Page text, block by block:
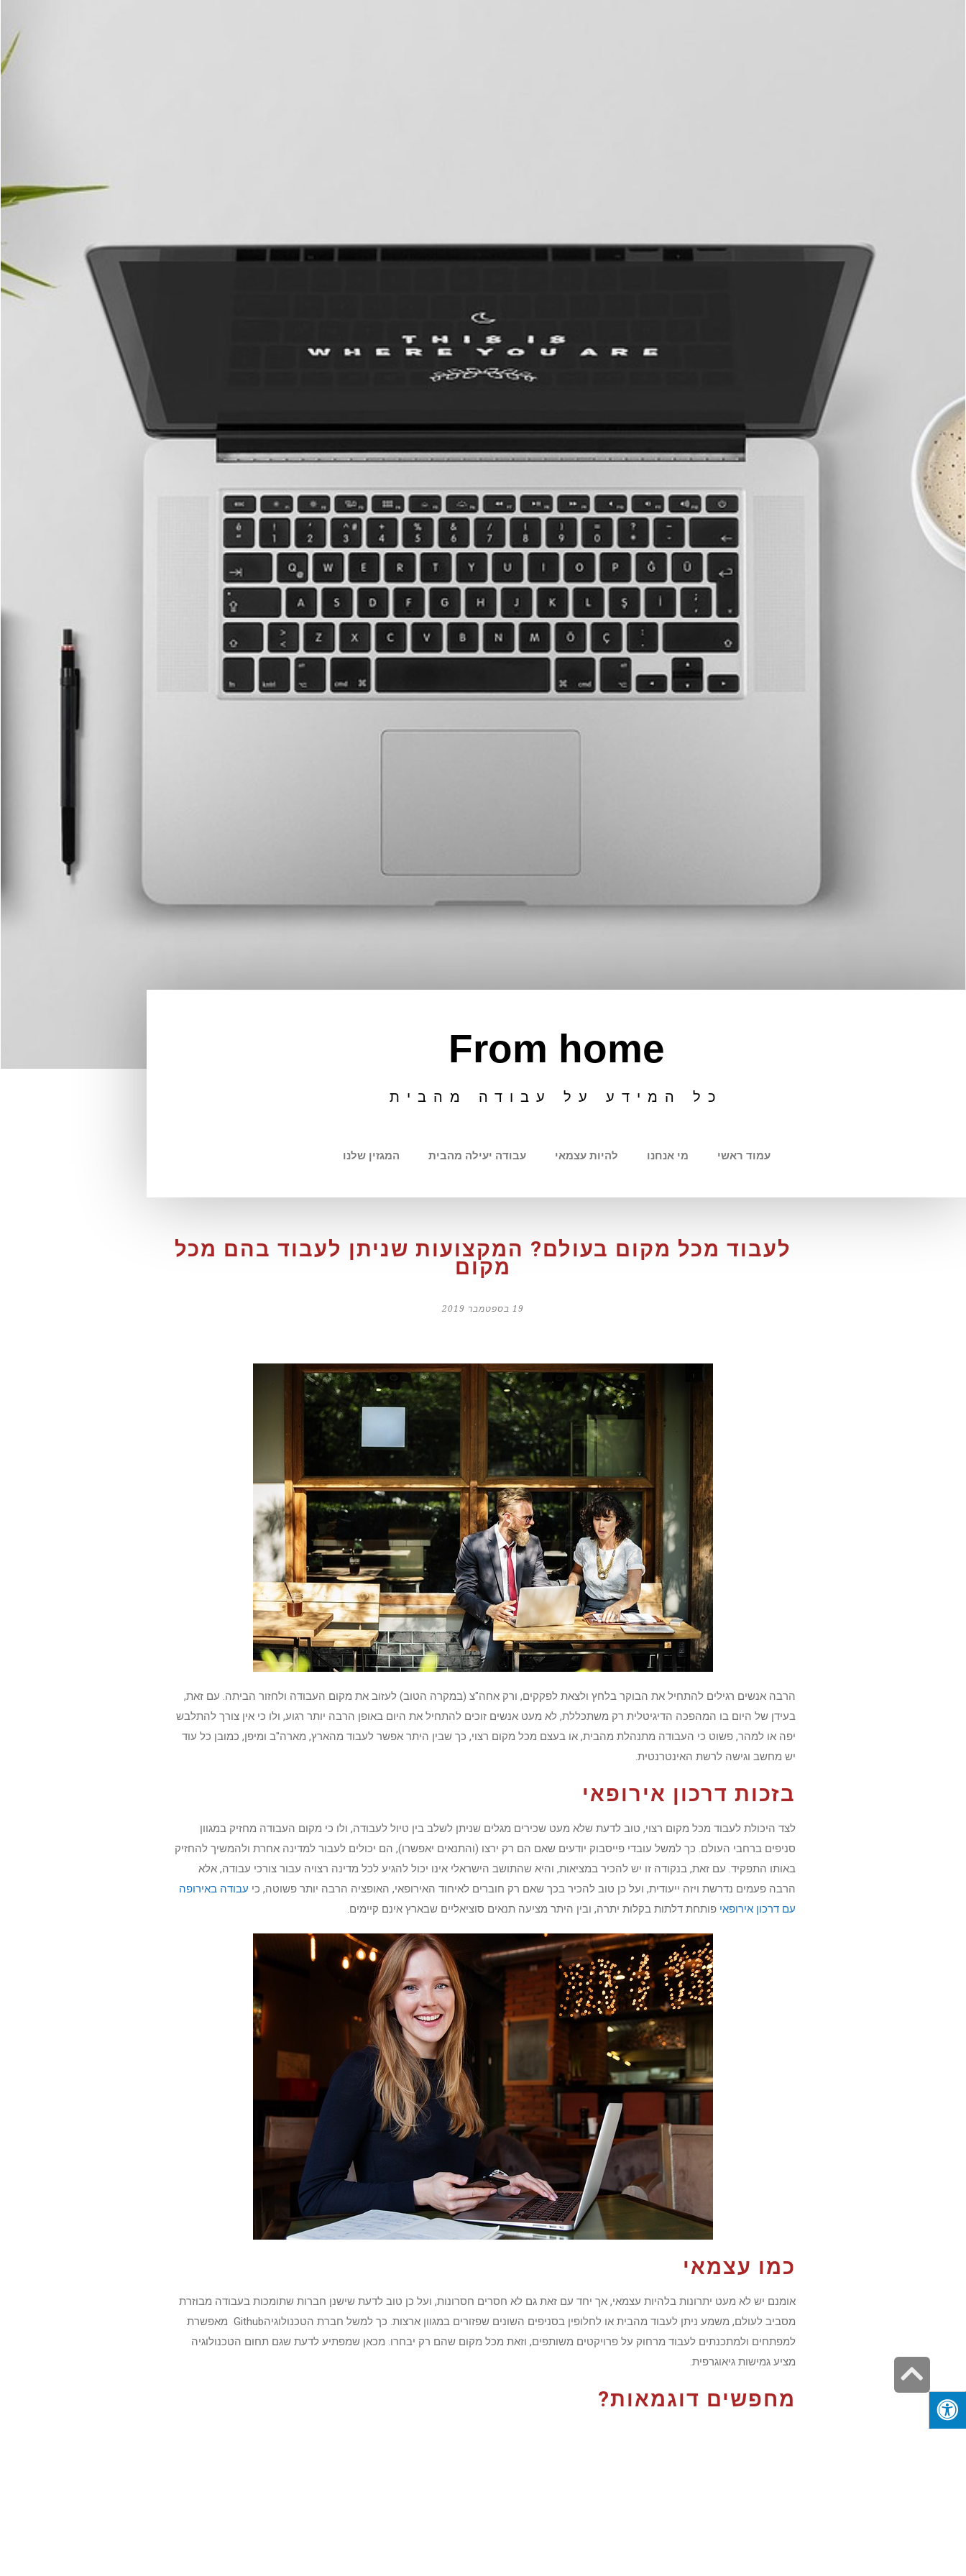
From home
כל המידע על עבודה מהבית
עמוד ראשי מי אנחנו להיות עצמאי עבודה יעילה מהבית המגזין שלנו
לעבוד מכל מקום בעולם? המקצועות שניתן לעבוד בהם מכל
מקום
19 בספטמבר 2019
הרבה אנשים רגילים להתחיל את הבוקר בלחץ ולצאת לפקקים, ורק אחה"צ (במקרה הטוב) לעזוב את מקום העבודה ולחזור הביתה. עם זאת,
בעידן של היום בו המהפכה הדיגיטלית רק משתכללת, לא מעט אנשים זוכים להתחיל את היום באופן הרבה יותר רגוע, ולו כי אין צורך להתלבש
יפה או למהר, פשוט כי העבודה מתנהלת מהבית, או בעצם מכל מקום רצוי, כך שבין היתר אפשר לעבוד מהארץ, מארה"ב ומיפן, כמובן כל עוד
יש מחשב וגישה לרשת האינטרנטית.
בזכות דרכון אירופאי
לצד היכולת לעבוד מכל מקום רצוי, טוב לדעת שלא מעט שכירים מגלים שניתן לשלב בין טיול לעבודה, ולו כי מקום העבודה מחזיק במגוון
סניפים ברחבי העולם. כך למשל עובדי פייסבוק יודעים שאם הם רק ירצו (והתנאים יאפשרו), הם יכולים לעבור למדינה אחרת ולהמשיך להחזיק
באותו התפקיד. עם זאת, בנקודה זו יש להכיר במציאות, והיא שהתושב הישראלי אינו יכול להגיע לכל מדינה רצויה עבור צורכי עבודה, אלא
הרבה פעמים נדרשת ויזה ייעודית, ועל כן טוב להכיר בכך שאם רק חוברים לאיחוד האירופאי, האופציה הרבה יותר פשוטה, כי עבודה באירופה
עם דרכון אירופאי פותחת דלתות בקלות יתרה, ובין היתר מציעה תנאים סוציאליים שבארץ אינם קיימים.
כמו עצמאי
אומנם יש לא מעט יתרונות בלהיות עצמאי, אך יחד עם זאת גם לא חסרים חסרונות, ועל כן טוב לדעת שישנן חברות שתומכות בעבודה מבוזרת
מסביב לעולם, משמע ניתן לעבוד מהבית או לחלופין בסניפים השונים שפזורים במגוון ארצות. כך למשל חברת הטכנולוגיהGithub מאפשרת
למפתחים ולמתכנתים לעבוד מרחוק על פרויקטים משותפים, וזאת מכל מקום שהם רק יבחרו. מכאן שמפתיע לדעת שגם תחום הטכנולוגיה
מציע גמישות גיאוגרפית.
מחפשים דוגמאות?
גלילה
לראש